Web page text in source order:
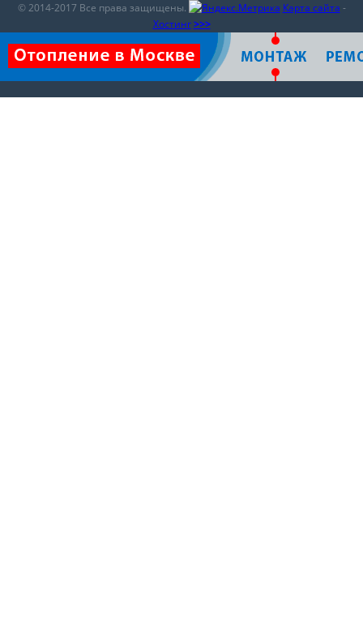
© 2014-2017 Все права защищены. Карта сайта -
Хостинг >>>